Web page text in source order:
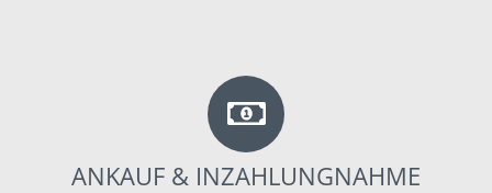
ANKAUF & INZAHLUNGNAHME